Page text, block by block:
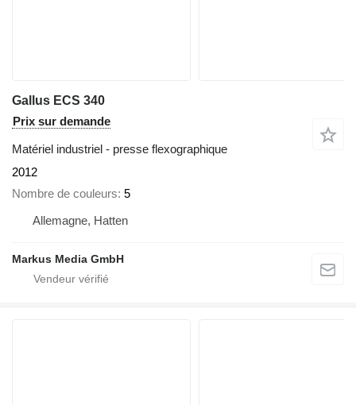
Gallus ECS 340
Prix sur demande
Matériel industriel - presse flexographique
2012
Nombre de couleurs 5
Allemagne, Hatten
Markus Media GmbH